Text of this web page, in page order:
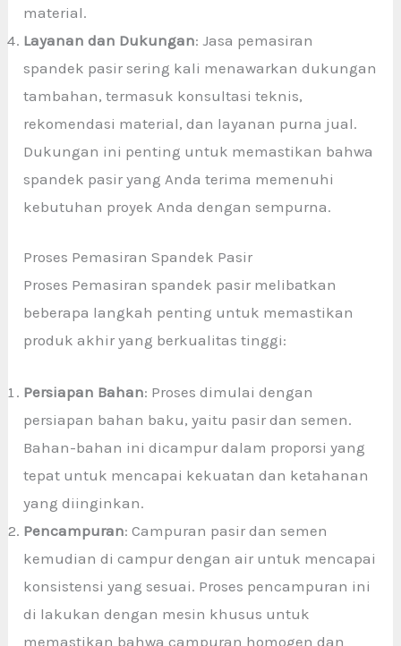
material.
Layanan dan Dukungan: Jasa pemasiran
spandek pasir sering kali menawarkan dukungan
tambahan, termasuk konsultasi teknis,
rekomendasi material, dan layanan purna jual.
Dukungan ini penting untuk memastikan bahwa
spandek pasir yang Anda terima memenuhi
kebutuhan proyek Anda dengan sempurna.
Proses Pemasiran Spandek Pasir
Proses Pemasiran spandek pasir melibatkan
beberapa langkah penting untuk memastikan
produk akhir yang berkualitas tinggi:
Persiapan Bahan: Proses dimulai dengan
persiapan bahan baku, yaitu pasir dan semen.
Bahan-bahan ini dicampur dalam proporsi yang
tepat untuk mencapai kekuatan dan ketahanan
yang diinginkan.
Pencampuran: Campuran pasir dan semen
kemudian di campur dengan air untuk mencapai
konsistensi yang sesuai. Proses pencampuran ini
di lakukan dengan mesin khusus untuk
memastikan bahwa campuran homogen dan